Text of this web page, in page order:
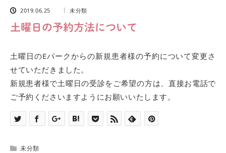
2019.06.25 未分類
土曜日の予約方法について
土曜日のEパークからの新規患者様の予約について変更さ
せていただきました。
新規患者様で土曜日の受診をご希望の方は、直接お電話で
ご予約くださいますようにお願いいたします。
未分類